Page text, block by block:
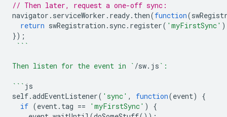
// Then later, request a one-off sync:
navigator . serviceWorker . ready. then(function(
return swRegistration . sync. register( 'myFirstSync'
});
```
Then listen for the event in ` /sw. js `:
``` js
self.addEventListener( 'sync' , function(event)
{
if (event. tag == 'myFirstSync' )
{